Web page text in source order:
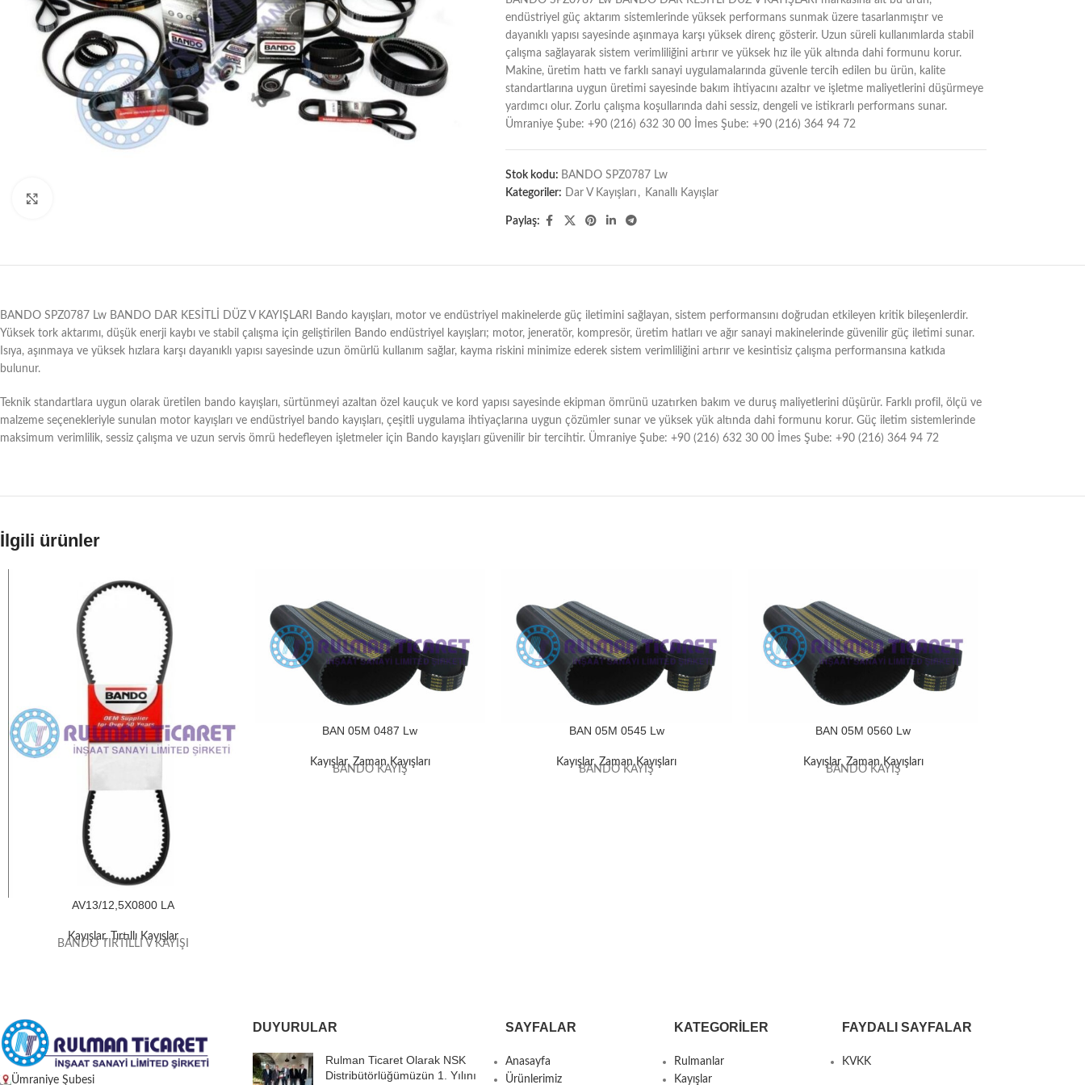
endüstriyel güç aktarım sistemlerinde yüksek performans sunmak üzere tasarlanmıştır ve
dayanıklı yapısı sayesinde aşınmaya karşı yüksek direnç gösterir. Uzun süreli kullanımlarda stabil
çalışma sağlayarak sistem verimliliğini artırır ve yüksek hız ile yük altında dahi formunu korur.
Makine, üretim hattı ve farklı sanayi uygulamalarında güvenle tercih edilen bu ürün, kalite
standartlarına uygun üretimi sayesinde bakım ihtiyacını azaltır ve işletme maliyetlerini düşürmeye
yardımcı olur. Zorlu çalışma koşullarında dahi sessiz, dengeli ve istikrarlı performans sunar.
Ümraniye Şube: +90 (216) 632 30 00 İmes Şube: +90 (216) 364 94 72
Stok kodu: BANDO SPZ0787 Lw
Kategoriler: Dar V Kayışları , Kanallı Kayışlar
Paylaş:
BANDO SPZ0787 Lw BANDO DAR KESİTLİ DÜZ V KAYIŞLARI Bando kayışları, motor ve endüstriyel makinelerde güç iletimini sağlayan, sistem performansını doğrudan etkileyen kritik bileşenlerdir.
Yüksek tork aktarımı, düşük enerji kaybı ve stabil çalışma için geliştirilen Bando endüstriyel kayışları; motor, jeneratör, kompresör, üretim hatları ve ağır sanayi makinelerinde güvenilir güç iletimi sunar.
Isıya, aşınmaya ve yüksek hızlara karşı dayanıklı yapısı sayesinde uzun ömürlü kullanım sağlar, kayma riskini minimize ederek sistem verimliliğini artırır ve kesintisiz çalışma performansına katkıda
bulunur.
Teknik standartlara uygun olarak üretilen bando kayışları, sürtünmeyi azaltan özel kauçuk ve kord yapısı sayesinde ekipman ömrünü uzatırken bakım ve duruş maliyetlerini düşürür. Farklı profil, ölçü ve
malzeme seçenekleriyle sunulan motor kayışları ve endüstriyel bando kayışları, çeşitli uygulama ihtiyaçlarına uygun çözümler sunar ve yüksek yük altında dahi formunu korur. Güç iletim sistemlerinde
maksimum verimlilik, sessiz çalışma ve uzun servis ömrü hedefleyen işletmeler için Bando kayışları güvenilir bir tercihtir. Ümraniye Şube: +90 (216) 632 30 00 İmes Şube: +90 (216) 364 94 72
İlgili ürünler
AV13/12,5X0800 LA
Kayışlar,Tırtıllı Kayışlar
BANDO TIRTILLI V KAYIŞI
BAN 05M 0487 Lw
Kayışlar, Zaman Kayışları
BANDO KAYIŞ
BAN 05M 0545 Lw
Kayışlar,Zaman Kayışları
BANDO KAYIŞ
BAN 05M 0560 Lw
Kayışlar, Zaman Kayışları
BANDO KAYIŞ
Ümraniye Şubesi
DUYURULAR
Rulman Ticaret Olarak NSK
Distribütörlüğümüzün 1. Yılını
SAYFALAR
Anasayfa
Ürünlerimiz
KATEGORILER
Rulmanlar
Kayışlar
FAYDALI SAYFALAR
KVKK